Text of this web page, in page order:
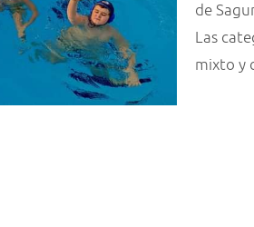
de
Las
mixto y